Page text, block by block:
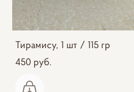
Тирамису, 1 шт / 115 гр
450 pуб.